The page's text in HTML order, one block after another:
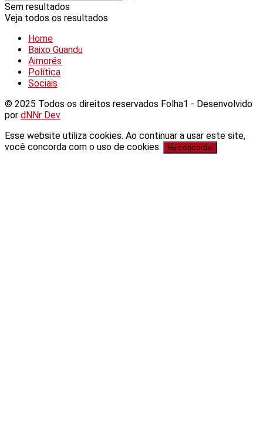
Sem resultados
Veja todos os resultados
Home
Baixo Guandu
Aimorés
Política
Sociais
© 2025 Todos os direitos reservados Folha1 - Desenvolvido
por dNNr Dev
Esse website utiliza cookies. Ao continuar a usar este site,
você concorda com o uso de cookies.
Eu concordo